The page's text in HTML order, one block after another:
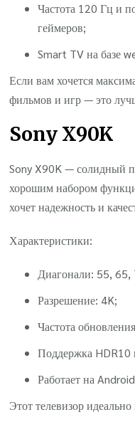
Частота 120 Гц и
геймеров;
Smart TV на базе
Если вам хочется
фильмов и игр — это
Sony X90K
Sony X90K — солидный
хорошим набором
хочет надежность и
Характеристики:
Диагонали: 55,
Разрешение: 4K;
Частота
Поддержка HDR10
Работает на
Этот телевизор